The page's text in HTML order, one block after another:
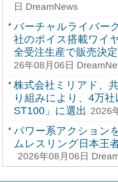
日 DreamNews
バーチャルライバー
社のボイス搭載ワイ
全受注生産で販売決
26年08月06日
株式会社ミリアド、
り組みにより、4万
ST100」に選出 2026
パワー系アクション
ムレスリング日本王
2026年08月06日